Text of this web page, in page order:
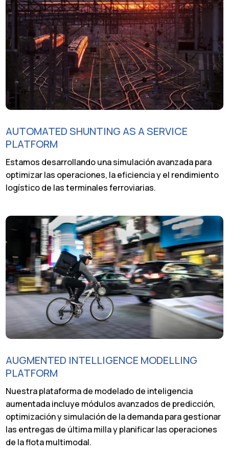
AUTOMATED SHUNTING AS A SERVICE
PLATFORM
Estamos desarrollando una simulación avanzada para
optimizar las operaciones, la eficiencia y el rendimiento
logístico de las terminales ferroviarias.
AUGMENTED INTELLIGENCE MODELLING
PLATFORM
Nuestra plataforma de modelado de inteligencia
aumentada incluye módulos avanzados de predicción,
optimización y simulación de la demanda para gestionar
las entregas de última milla y planificar las operaciones
de la flota multimodal.